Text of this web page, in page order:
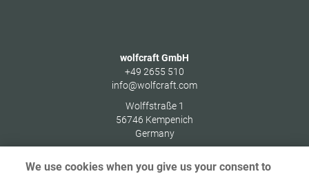
wolfcraft GmbH
+49 2655 510
info@wolfcraft.com
Wolffstraße 1
56746 Kempenich
Germany
We use cookies when you give us your consent to